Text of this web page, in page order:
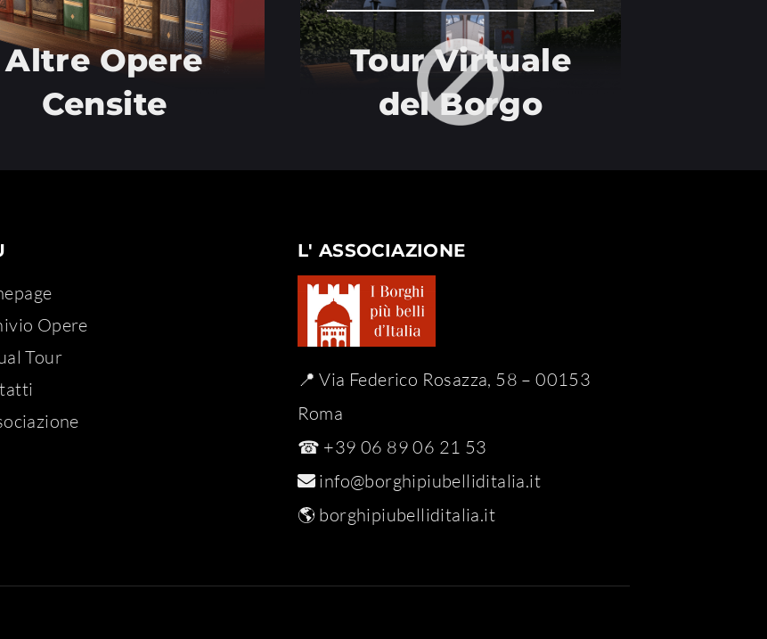
Altre Opere
Censite
Tour Virtuale
del Borgo
Opere​
Tour
L' ASSOCIAZIONE
📍 Via Federico Rosazza, 58 – 00153
Roma
☎ +39 06 89 06 21 53
info@borghipiubelliditalia.it
🌎 borghipiubelliditalia.it